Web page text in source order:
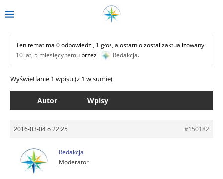
Ten temat ma 0 odpowiedzi, 1 głos, a ostatnio został zaktualizowany
10 lat, 5 miesięcy temu przez Redakcja.
Wyświetlanie 1 wpisu (z 1 w sumie)
Autor Wpisy
2016-03-04 o 22:25 #150182
Redakcja
Moderator